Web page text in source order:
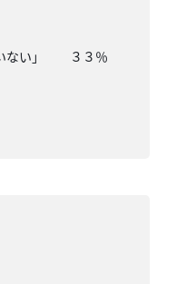
いない」 ３３％